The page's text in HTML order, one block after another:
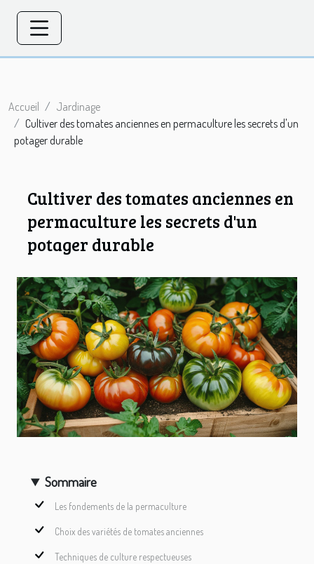
Accueil
Jardinage
Cultiver des tomates anciennes en permaculture les secrets d'un
potager durable
Cultiver des tomates anciennes en
permaculture les secrets d'un
potager durable
Sommaire
Les fondements de la permaculture
Choix des variétés de tomates anciennes
Techniques de culture respectueuses